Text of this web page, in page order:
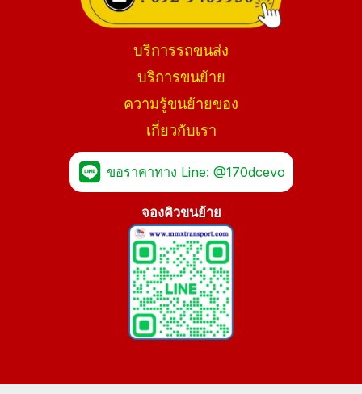
บริการรถขนส่ง
บริการขนย้าย
ความรู้ขนย้ายของ
เกี่ยวกับเรา
ขอราคาทาง Line: @170dcevo
จองคิวขนย้าย